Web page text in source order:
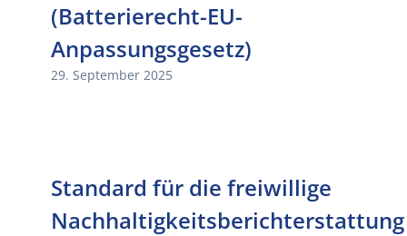
(Batterierecht-EU-
Anpassungsgesetz)
29. September 2025
Standard für die freiwillige
Nachhaltigkeitsberichterstattung